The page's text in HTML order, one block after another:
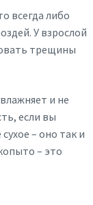
всегда либо
У взрослой
трещины
и не
если вы
– оно так и
– это